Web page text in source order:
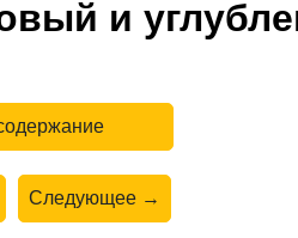
и
Следующее →